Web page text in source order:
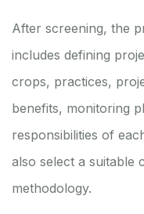
After screening, the
includes defining
crops, practices,
benefits, monitoring
responsibilities of
also select a suitable
methodology.